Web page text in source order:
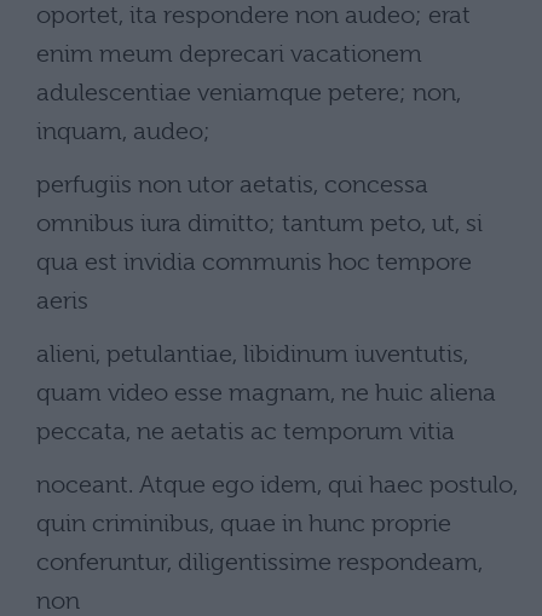
oportet, ita respondere non audeo; erat
enim meum deprecari vacationem
adulescentiae veniamque petere; non,
inquam, audeo;
perfugiis non utor aetatis, concessa
omnibus iura dimitto; tantum peto, ut, si
qua est invidia communis hoc tempore
aeris
alieni, petulantiae, libidinum iuventutis,
quam video esse magnam, ne huic aliena
peccata, ne aetatis ac temporum vitia
noceant. Atque ego idem, qui haec postulo,
quin criminibus, quae in hunc proprie
conferuntur, diligentissime respondeam,
non